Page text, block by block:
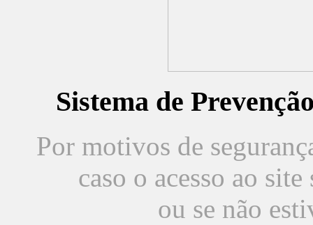
Sistema de
Por motivos de
caso o acesso ao
ou se não